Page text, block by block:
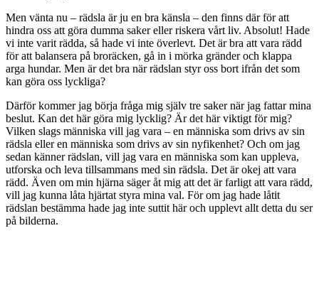
Men vänta nu – rädsla är ju en bra känsla – den finns där för att
hindra oss att göra dumma saker eller riskera vårt liv. Absolut! Hade
vi inte varit rädda, så hade vi inte överlevt. Det är bra att vara rädd
för att balansera på broräcken, gå in i mörka gränder och klappa
arga hundar. Men är det bra när rädslan styr oss bort ifrån det som
kan göra oss lyckliga?
Därför kommer jag börja fråga mig själv tre saker när jag fattar mina
beslut. Kan det här göra mig lycklig? Är det här viktigt för mig?
Vilken slags människa vill jag vara – en människa som drivs av sin
rädsla eller en människa som drivs av sin nyfikenhet? Och om jag
sedan känner rädslan, vill jag vara en människa som kan uppleva,
utforska och leva tillsammans med sin rädsla. Det är okej att vara
rädd. Även om min hjärna säger åt mig att det är farligt att vara rädd,
vill jag kunna låta hjärtat styra mina val. För om jag hade låtit
rädslan bestämma hade jag inte suttit här och upplevt allt detta du ser
på bilderna.